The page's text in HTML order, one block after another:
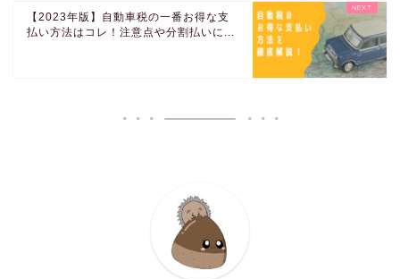
【2023年版】自動車税の一番お得な支
払い方法はコレ！注意点や分割払いに...